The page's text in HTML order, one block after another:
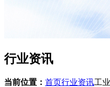
行业资讯
当前位置： 首页行业资讯工